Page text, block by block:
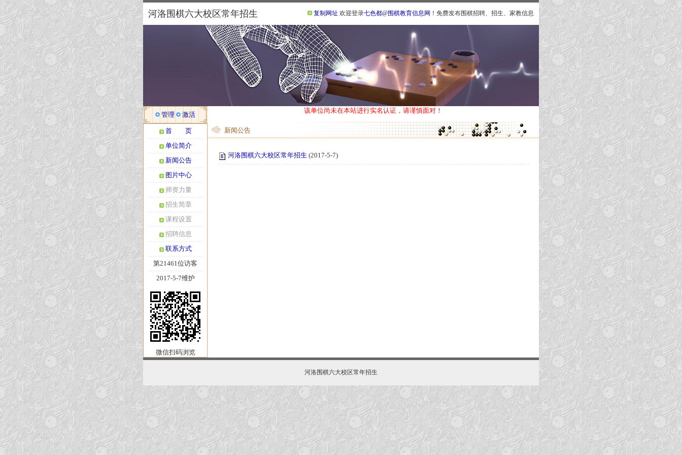
河洛围棋六大校区常年招生 复制网址 欢迎登录七色都@围棋教育信息网 ！免费发布围棋招聘、招生、家教信息
管理 激活
首 页
单位简介
新闻公告
图片中心
师资力量
招生简章
课程设置
招聘信息
联系方式
第21461位访客
2017-5-7维护
微信扫码浏览
该单位尚未在本站进行实名认证，请谨慎面对！
新闻公告
河洛围棋六大校区常年招生 (2017-5-7)
河洛围棋六大校区常年招生